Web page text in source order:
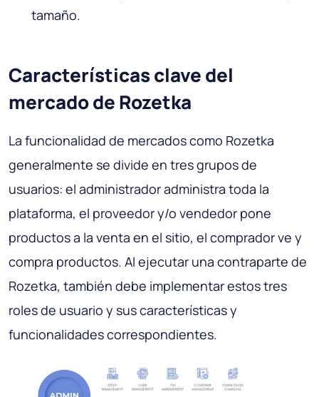
tamaño.
Características clave del
mercado de Rozetka
La funcionalidad de mercados como Rozetka
generalmente se divide en tres grupos de
usuarios: el administrador administra toda la
plataforma, el proveedor y/o vendedor pone
productos a la venta en el sitio, el comprador ve y
compra productos. Al ejecutar una contraparte de
Rozetka, también debe implementar estos tres
roles de usuario y sus características y
funcionalidades correspondientes.